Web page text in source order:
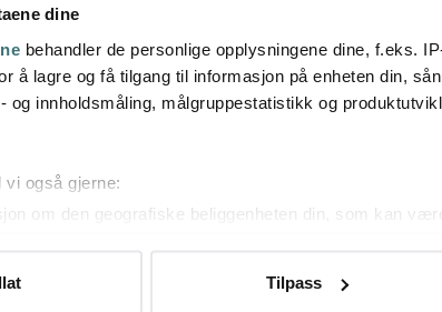
dine
behandler de personlige opplysningene dine, f.eks.
å lagre og få tilgang til informasjon på enheten din,
og innholdsmåling, målgruppestatistikk og
også gjerne:
om den geografiske beliggenheten din, som kan
eller trekke tilbake ditt samtykke fra erklæringen om
Tilpass
Mer fra samme